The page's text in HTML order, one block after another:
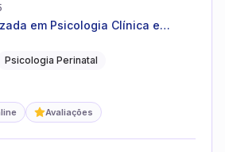
em Psicologia Clínica e
Psicologia Perinatal
Avaliações